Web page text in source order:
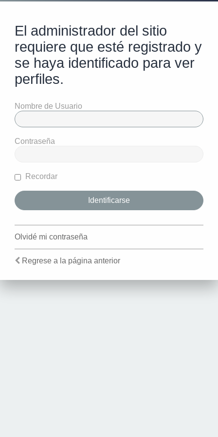
El administrador del sitio
requiere que esté registrado y
se haya identificado para ver
perfiles.
Nombre de Usuario
Contraseña
Recordar
Olvidé mi contraseña
Regrese a la página anterior